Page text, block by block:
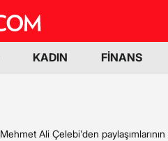
KADIN FİNANS
Mehmet Ali Çelebi'den